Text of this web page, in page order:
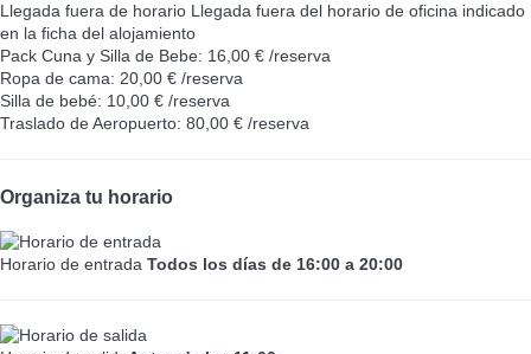
Llegada fuera de horario Llegada fuera del horario de oficina indicado
en la ficha del alojamiento
Pack Cuna y Silla de Bebe: 16,00 € /reserva
Ropa de cama: 20,00 € /reserva
Silla de bebé: 10,00 € /reserva
Traslado de Aeropuerto: 80,00 € /reserva
Organiza tu horario
Horario de entrada Todos los días de 16:00 a 20:00